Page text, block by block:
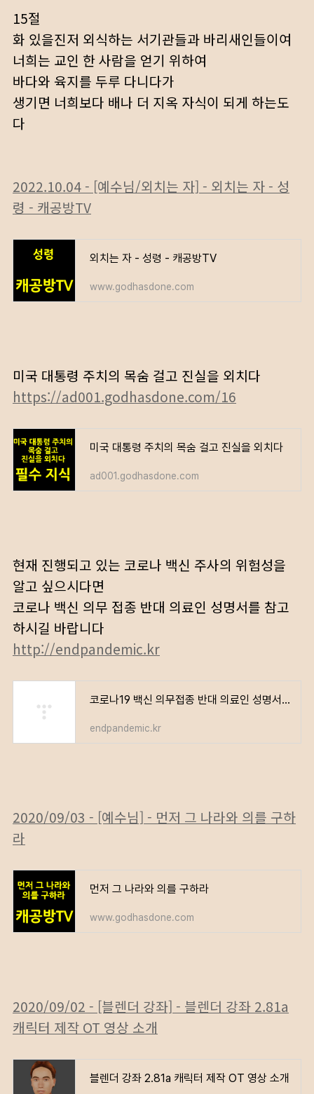
15절
화 있을진저 외식하는 서기관들과 바리새인들이여
너희는 교인 한 사람을 얻기 위하여
바다와 육지를 두루 다니다가
생기면 너희보다 배나 더 지옥 자식이 되게 하는도
다
2022.10.04 - [예수님/외치는 자] - 외치는 자 - 성
령 - 캐공방TV
외치는 자 - 성령 - 캐공방TV
www.godhasdone.com
미국 대통령 주치의 목숨 걸고 진실을 외치다
https://ad001.godhasdone.com/16
미국 대통령 주치의 목숨 걸고 진실을 외치다
ad001.godhasdone.com
현재 진행되고 있는 코로나 백신 주사의 위험성을
알고 싶으시다면
코로나 백신 의무 접종 반대 의료인 성명서를 참고
하시길 바랍니다
http://endpandemic.kr
코로나19 백신 의무접종 반대 의료인 성명서 – 전국민 서명 운동
endpandemic.kr
2020/09/03 - [예수님] - 먼저 그 나라와 의를 구하
라
먼저 그 나라와 의를 구하라
www.godhasdone.com
2020/09/02 - [블렌더 강좌] - 블렌더 강좌 2.81a
캐릭터 제작 OT 영상 소개
블렌더 강좌 2.81a 캐릭터 제작 OT 영상 소개